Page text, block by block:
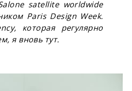
satellite worldwide
Paris Design Week.
которая регулярно
я вновь тут.